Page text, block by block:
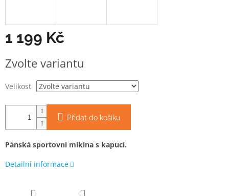
1 199 Kč
cena:
Zvolte variantu
Velikost
Přidat do košíku
Pánská sportovní mikina s kapucí.
Detailní informace